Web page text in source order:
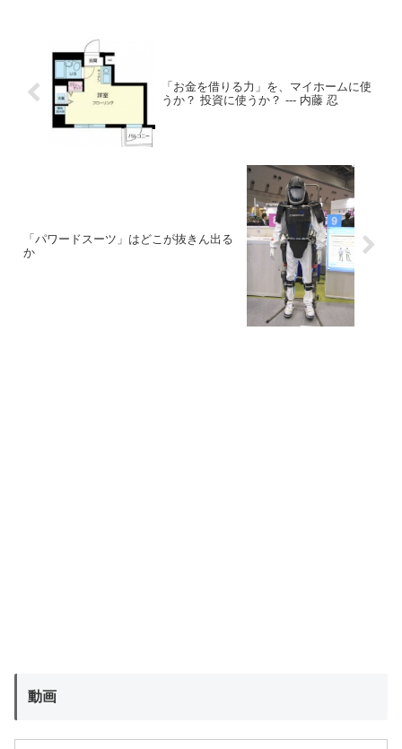
「お金を借りる力」を、マイホームに使
うか？ 投資に使うか？ --- 内藤 忍
「パワードスーツ」はどこが抜きん出る
か
動画